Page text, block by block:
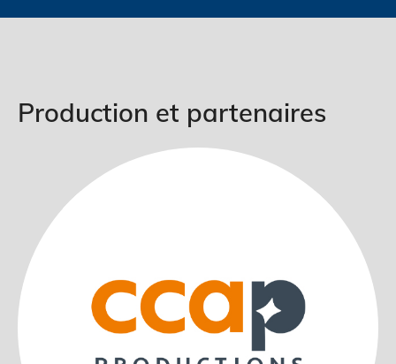
Production et partenaires